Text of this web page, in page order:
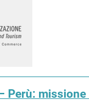
Perù: